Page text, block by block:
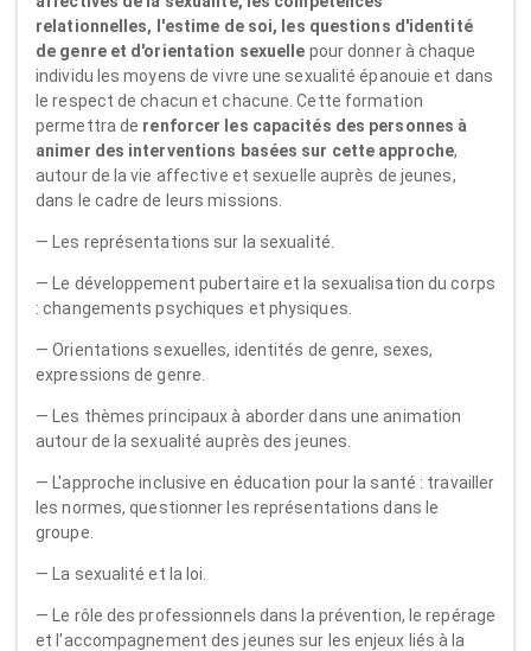
relationnelles, l'estime de soi, les questions d'identité
de genre et d'orientation sexuelle pour donner à chaque
individu les moyens de vivre une sexualité épanouie et dans
le respect de chacun et chacune. Cette formation
permettra de renforcer les capacités des personnes à
animer des interventions basées sur cette approche,
autour de la vie affective et sexuelle auprès de jeunes,
dans le cadre de leurs missions.
— Les représentations sur la sexualité.
— Le développement pubertaire et la sexualisation du corps
: changements psychiques et physiques.
— Orientations sexuelles, identités de genre, sexes,
expressions de genre.
— Les thèmes principaux à aborder dans une animation
autour de la sexualité auprès des jeunes.
— L'approche inclusive en éducation pour la santé : travailler
les normes, questionner les représentations dans le
groupe.
— La sexualité et la loi.
— Le rôle des professionnels dans la prévention, le repérage
et l'accompagnement des jeunes sur les enjeux liés à la